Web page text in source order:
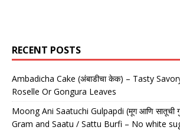
RECENT POSTS
Ambadicha Cake (अंबाडीचा केक) – Tasty
Roselle Or Gongura Leaves
Moong Ani Saatuchi Gulpapdi (मूग आणि सातूची
Gram and Saatu / Sattu Burfi – No white